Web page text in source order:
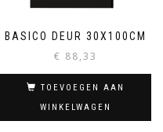
BASICO DEUR 30X100CM
€ 88,33
TOEVOEGEN AAN
WINKELWAGEN